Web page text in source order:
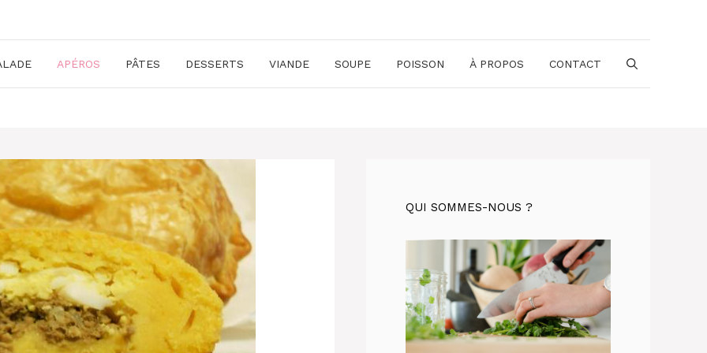
APÉROS PÂTES DESSERTS VIANDE SOUPE POISSON À PROPOS CONTACT
QUI SOMMES-NOUS ?